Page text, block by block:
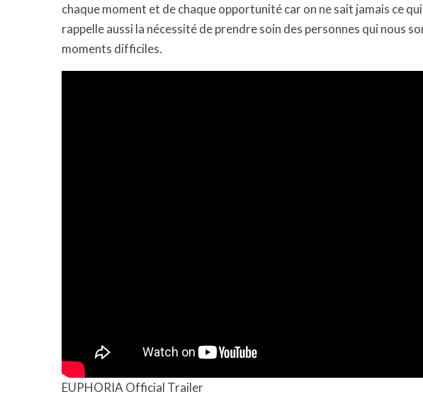
chaque moment et de chaque opportunité car on ne sait jamais ce
rappelle aussi la nécessité de prendre soin des personnes qui nous
moments difficiles.
EUPHORIA Official Trailer